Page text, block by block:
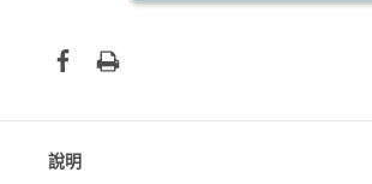
說明